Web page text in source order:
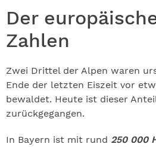
Der
Zahlen
Zwei Drittel der Alpen waren
Ende der letzten Eiszeit vor
bewaldet. Heute ist dieser
zurückgegangen.
In Bayern ist mit rund 250 000